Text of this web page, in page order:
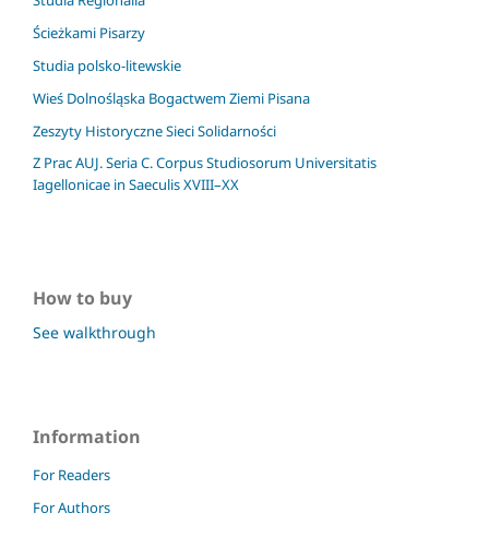
Ścieżkami Pisarzy
Studia polsko-litewskie
Wieś Dolnośląska Bogactwem Ziemi Pisana
Zeszyty Historyczne Sieci Solidarności
Z Prac AUJ. Seria C. Corpus Studiosorum Universitatis
Iagellonicae in Saeculis XVIII–XX
How to buy
See walkthrough
Information
For Readers
For Authors